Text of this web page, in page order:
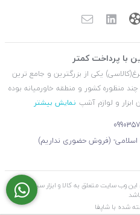
با پرداخت کمتر
یکی از بزرگترین و جامع ترین
منظوره کشور و منطقه خاورمیانه بوده
ابزار و لوازم آشپ نمایش بیشتر
اسلامی- (فروش حضوری نداریم)
وب سایت متعلق به کالا و ابزار سیمرغ می
شده با شاپفا